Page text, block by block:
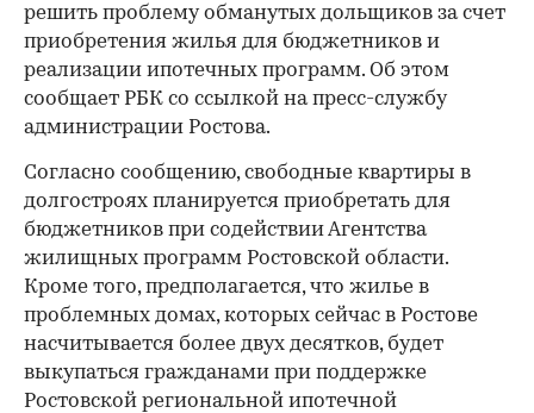
решить проблему обманутых дольщиков за счет
приобретения жилья для бюджетников и
реализации ипотечных программ. Об этом
сообщает РБК со ссылкой на пресс-службу
администрации Ростова.
Согласно сообщению, свободные квартиры в
долгостроях планируется приобретать для
бюджетников при содействии Агентства
жилищных программ Ростовской области.
Кроме того, предполагается, что жилье в
проблемных домах, которых сейчас в Ростове
насчитывается более двух десятков, будет
выкупаться гражданами при поддержке
Ростовской региональной ипотечной